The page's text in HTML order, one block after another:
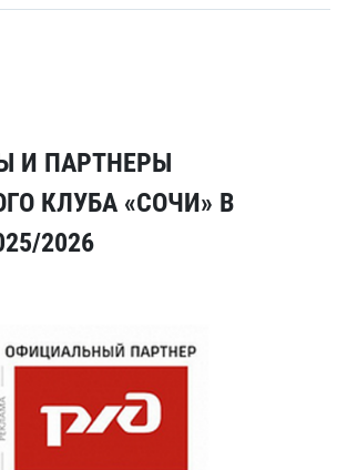
И ПАРТНЕРЫ
КЛУБА «СОЧИ» В
2026